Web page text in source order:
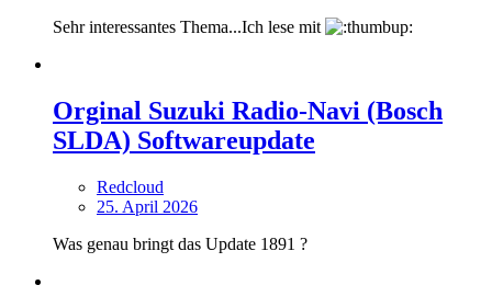
Sehr interessantes Thema...Ich lese mit
Orginal Suzuki Radio-Navi (Bosch
SLDA) Softwareupdate
Redcloud
25. April 2026
Was genau bringt das Update 1891 ?